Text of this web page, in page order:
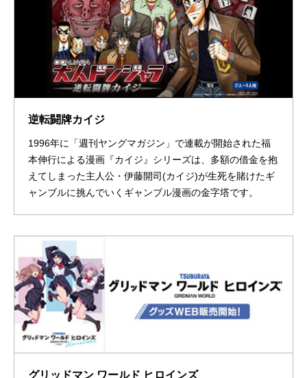
逆転闘牌カイジ
1996年に「週刊ヤングマガジン」で連載が開始された福
本伸行による漫画『カイジ』シリーズは、多額の借金を抱
えてしまった主人公・伊藤開司(カイジ)が生死を賭けたギ
ャンブルに挑んでいくギャンブル漫画の金字塔です。​
グリッドマン ワールド ヒロインズ